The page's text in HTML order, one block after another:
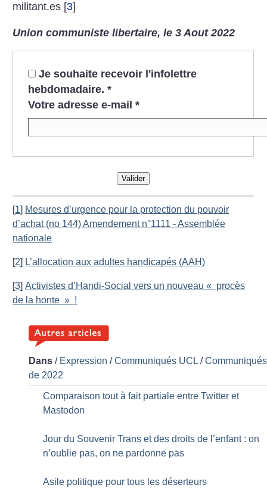
militant.es [3]
Union communiste libertaire, le 3 Aout 2022
Je souhaite recevoir l'infolettre
hebdomadaire. *
Votre adresse e-mail *
Valider
[1] Mesures d’urgence pour la protection du pouvoir
d’achat (no 144) Amendement n°1111 - Assemblée
nationale
[2] L’allocation aux adultes handicapés (AAH)
[3]Activistes d’Handi-Social vers un nouveau « procès
de la honte » !
Dans / Expression /Communiqués UCL /Communiqués
de 2022
Comparaison tout à fait partiale entre Twitter et
Mastodon
Jour du Souvenir Trans et des droits de l’enfant : on
n’oublie pas, on ne pardonne pas
Asile politique pour tous les déserteurs